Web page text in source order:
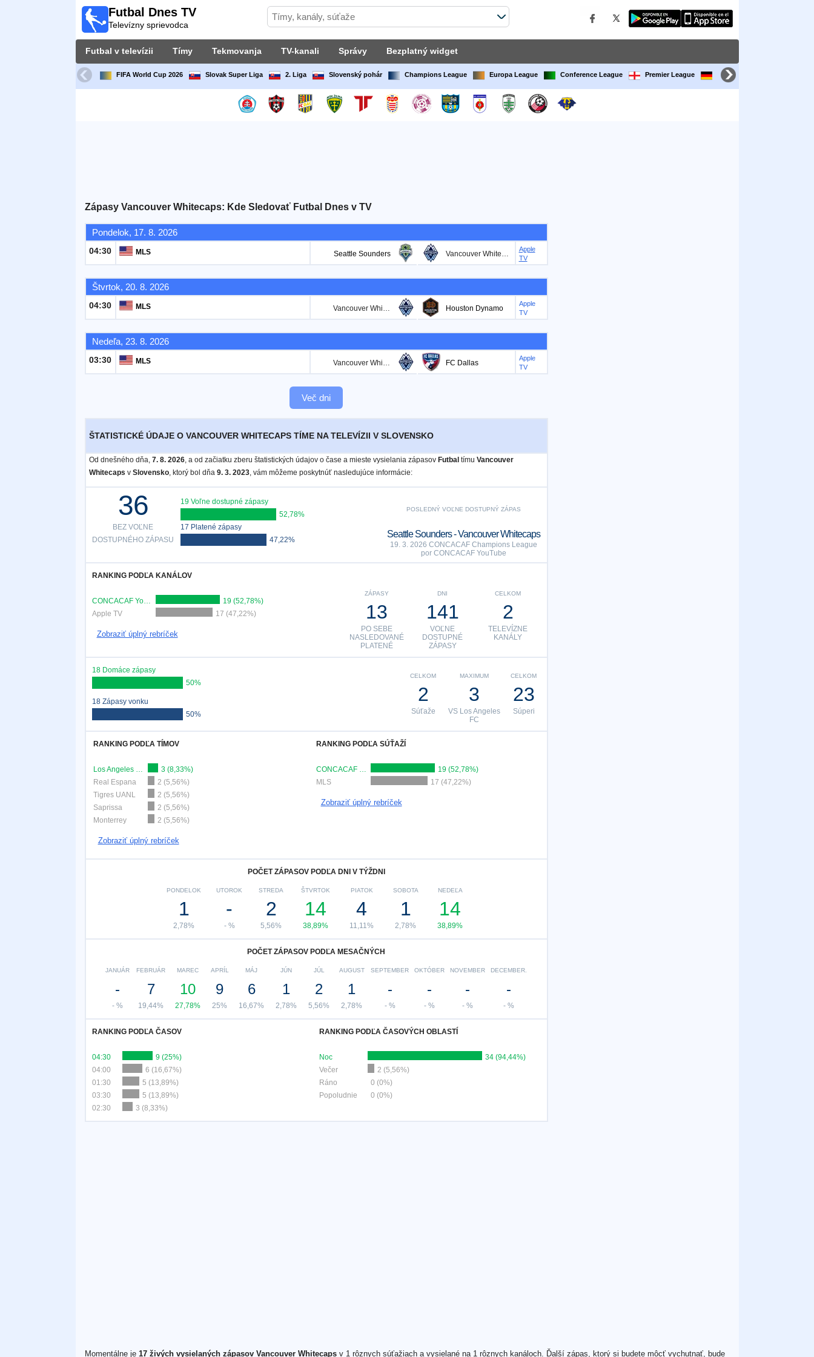
Futbal Dnes TV
Televízny sprievodca
Futbal v televízii Tímy Tekmovanja TV-kanali Správy Bezplatný widget
FIFA World Cup 2026 Slovak Super Liga 2. Liga Slovenský pohár Champions League Europa League Conference League Premier League Bundesliga
Zápasy Vancouver Whitecaps: Kde Sledovať Futbal Dnes v TV
Pondelok, 17. 8. 2026
04:30 MLS Seattle Sounders Vancouver Whitecaps
Apple
TV
Štvrtok, 20. 8. 2026
04:30 MLS Vancouver Whitecaps Houston Dynamo
Apple
TV
Nedeľa, 23. 8. 2026
03:30 MLS Vancouver Whitecaps FC Dallas
Apple
TV
Več dni
ŠTATISTICKÉ ÚDAJE O VANCOUVER WHITECAPS TÍME NA TELEVÍZII V SLOVENSKO
Od dnešného dňa, 7. 8. 2026, a od začiatku zberu štatistických údajov o čase a mieste vysielania zápasov Futbal tímu Vancouver
Whitecaps v Slovensko, ktorý bol dňa 9. 3. 2023, vám môžeme poskytnúť nasledujúce informácie:
36
BEZ VOĽNE
DOSTUPNÉHO ZÁPASU
19 Voľne dostupné zápasy
52,78%
17 Platené zápasy
47,22%
POSLEDNÝ VOĽNE DOSTUPNÝ ZÁPAS
Seattle Sounders - Vancouver Whitecaps
19. 3. 2026 CONCACAF Champions League
por CONCACAF YouTube
RANKING PODĽA KANÁLOV
CONCACAF YouTube
19 (52,78%)
Apple TV
17 (47,22%)
Zobraziť úplný rebríček
CELKOM
2
TELEVÍZNE
KANÁLY
DNI
141
VOĽNE
DOSTUPNÉ
ZÁPASY
ZÁPASY
13
PO SEBE
NASLEDOVANÉ
PLATENÉ
18 Domáce zápasy
50%
18 Zápasy vonku
50%
CELKOM
23
Súperi
MAXIMUM
3
VS Los Angeles
FC
CELKOM
2
Súťaže
RANKING PODĽA TÍMOV
Los Angeles FC
3 (8,33%)
Real Espana
2 (5,56%)
Tigres UANL
2 (5,56%)
Saprissa
2 (5,56%)
Monterrey
2 (5,56%)
Zobraziť úplný rebríček
RANKING PODĽA SÚŤAŽÍ
CONCACAF Champions League
19 (52,78%)
MLS
17 (47,22%)
Zobraziť úplný rebríček
POČET ZÁPASOV PODĽA DNI V TÝŽDNI
PONDELOK
1
2,78%
UTOROK
-
- %
STREDA
2
5,56%
ŠTVRTOK
14
38,89%
PIATOK
4
11,11%
SOBOTA
1
2,78%
NEDEĽA
14
38,89%
POČET ZÁPASOV PODĽA MESAČNÝCH
JANUÁR
-
- %
FEBRUÁR
7
19,44%
MAREC
10
27,78%
APRÍL
9
25%
MÁJ
6
16,67%
JÚN
1
2,78%
JÚL
2
5,56%
AUGUST
1
2,78%
SEPTEMBER
-
- %
OKTÓBER
-
- %
NOVEMBER
-
- %
DECEMBER.
-
- %
RANKING PODĽA ČASOV
04:30
9 (25%)
04:00
6 (16,67%)
01:30
5 (13,89%)
03:30
5 (13,89%)
02:30
3 (8,33%)
RANKING PODĽA ČASOVÝCH OBLASTÍ
Noc
34 (94,44%)
Večer
2 (5,56%)
Ráno
0 (0%)
Popoludnie
0 (0%)
Momentálne je 17 živých vysielaných zápasov Vancouver Whitecapsv 1 rôznych súťažiach a vysielané na 1 rôznych kanáloch. Ďalší zápas, ktorý si budete môcť vychutnať, bude